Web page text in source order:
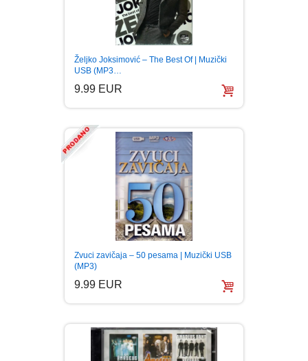
Željko Joksimović – The Best Of | Muzički
USB (MP3…
9.99 EUR
Zvuci zavičaja – 50 pesama | Muzički USB
(MP3)
9.99 EUR